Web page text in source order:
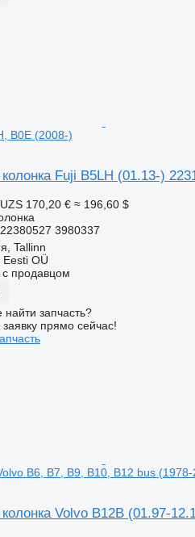
B0E (2008-)
Fuji B5LH (01.13-)
170,20 € ≈ 196,60 $
3980337
Tallinn
OÜ
с продавцом
запчасть?
прямо сейчас!
B6, B7, B9, B10, B12 bus (1978-
Volvo B12B (01.97-